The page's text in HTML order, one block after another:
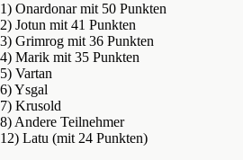
1) Onardonar mit 50 Punkten
2) Jotun mit 41 Punkten
3) Grimrog mit 36 Punkten
4) Marik mit 35 Punkten
5) Vartan
6) Ysgal
7) Krusold
8) Andere Teilnehmer
12) Latu (mit 24 Punkten)